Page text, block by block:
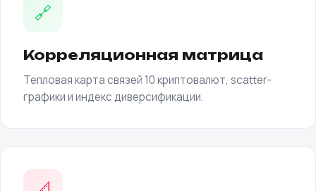
🔗
Корреляционная матрица
Тепловая карта связей 10 криптовалют, scatter-
графики и индекс диверсификации.